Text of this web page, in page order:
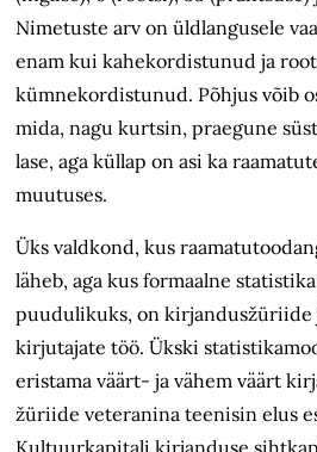
Nimetuste arv on üldlangusele
enam kui kahekordistunud ja
kümnekordistunud. Põhjus võib
mida, nagu kurtsin, praegune
lase, aga küllap on asi ka
muutuses.
Üks valdkond, kus
läheb, aga kus formaalne
puudulikuks, on kirjandusžüriide
kirjutajate töö. Ükski
eristama väärt- ja vähem väärt
žüriide veteranina teenisin elus
Kultuurkapitali kirjanduse